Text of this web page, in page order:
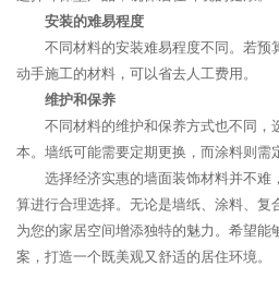
安装的难易程度
不同材料的安装难易程度不同。若预
动手施工的材料，可以省去人工费用。
维护和保养
不同材料的维护和保养方式也不同，
本。墙纸可能需要定期更换，而涂料则需
选择经济实惠的墙面装饰材料并不难
算进行合理选择。无论是墙纸、涂料、复
为您的家居空间增添独特的魅力。希望能
案，打造一个既美观又舒适的居住环境。